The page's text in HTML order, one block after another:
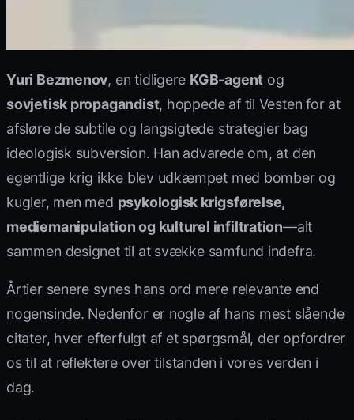
Yuri Bezmenov, en tidligere KGB-agent og
sovjetisk propagandist, hoppede af til Vesten for at
afsløre de subtile og langsigtede strategier bag
ideologisk subversion. Han advarede om, at den
egentlige krig ikke blev udkæmpet med bomber og
kugler, men med psykologisk krigsførelse,
mediemanipulation og kulturel infiltration—alt
sammen designet til at svække samfund indefra.
Årtier senere synes hans ord mere relevante end
nogensinde. Nedenfor er nogle af hans mest slående
citater, hver efterfulgt af et spørgsmål, der opfordrer
os til at reflektere over tilstanden i vores verden i
dag.